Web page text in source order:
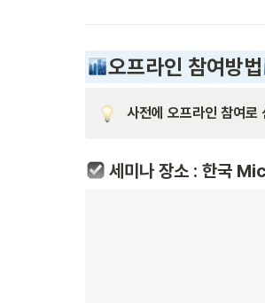
오프라인 참여방법
사전에 오프라인 참여로
세미나 장소 : 한국